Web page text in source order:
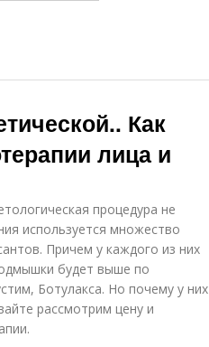
Как
лица и
процедура не
используется множество
Причем у каждого из них
будет выше по
Ботулакса. Но почему у них
рассмотрим цену и